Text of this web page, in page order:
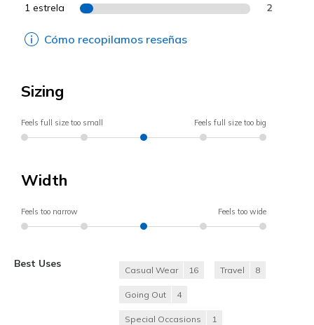
1 estrela 2
Cómo recopilamos reseñas
Sizing
Feels full size too small Feels full size too big
Width
Feels too narrow Feels too wide
Best Uses
Casual Wear 16 Travel 8
Going Out 4
Special Occasions 1